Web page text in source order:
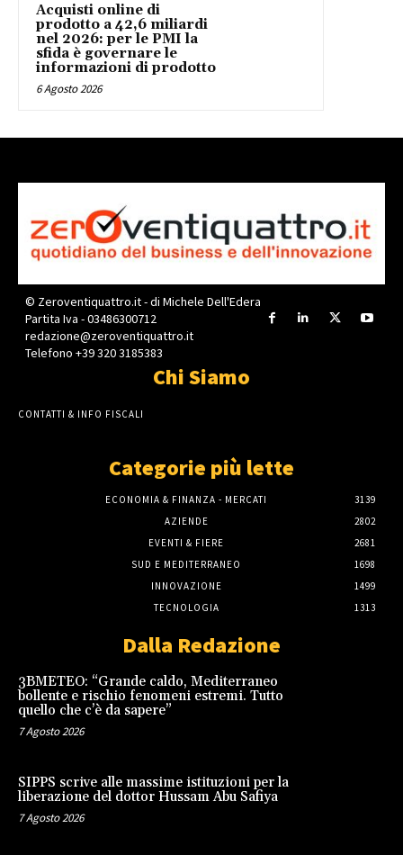
Acquisti online di
prodotto a 42,6 miliardi
nel 2026: per le PMI la
sfida è governare le
informazioni di prodotto
6 Agosto 2026
© Zeroventiquattro.it - di Michele Dell'Edera
Partita Iva - 03486300712
redazione@zeroventiquattro.it
Telefono +39 320 3185383
Chi Siamo
CONTATTI & INFO FISCALI
Categorie più lette
ECONOMIA & FINANZA - MERCATI
3139
AZIENDE
2802
EVENTI & FIERE
2681
SUD E MEDITERRANEO
1698
INNOVAZIONE
1499
TECNOLOGIA
1313
Dalla Redazione
3BMETEO: “Grande caldo, Mediterraneo
bollente e rischio fenomeni estremi. Tutto
quello che c’è da sapere”
7 Agosto 2026
SIPPS scrive alle massime istituzioni per la
liberazione del dottor Hussam Abu Safiya
7 Agosto 2026